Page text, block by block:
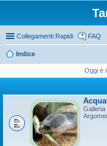
Collegamenti Rapidi FAQ
Indice
Oggi è
Galleria